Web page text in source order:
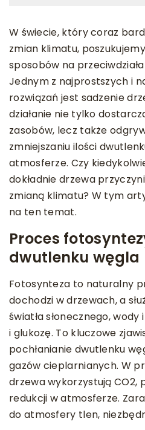
W świecie, który coraz
zmian klimatu,
sposobów na
Jednym z najprostszych i
rozwiązań jest sadzenie
działanie nie tylko
zasobów, lecz także
zmniejszaniu ilości
atmosferze. Czy
dokładnie drzewa
zmianą klimatu? W tym
na ten temat.
Proces
dwutlenku węgla
Fotosynteza to naturalny
dochodzi w drzewach, a
światła słonecznego,
i glukozę. To kluczowe
pochłanianie dwutlenku
gazów cieplarnianych. W
drzewa wykorzystują CO2,
redukcji w atmosferze.
do atmosfery tlen,